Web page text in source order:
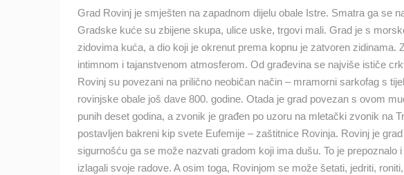
SUTIVAN, OTOK BRAČ PANORAMSKA
SUTIVAN RAKOVICA
KATEGORIJE KAMERA
TRANSPORT I PROMET SVJETSKA BAŠTINA
Grad Rovinj je smješten na zapadnom dijelu obale Istre. Smatra ga se
Gradske kuće su zbijene skupa, ulice uske, trgovi mali. Grad je s
zidovima kuća, a dio koji je okrenut prema kopnu je zatvoren zidinama.
intimnom i tajanstvenom atmosferom. Od građevina se najviše ističe
Rovinj su povezani na prilično neobičan način – mramorni sarkofag s
rovinjske obale još dave 800. godine. Otada je grad povezan s ovom
punih deset godina, a zvonik je građen po uzoru na mletački zvonik na
postavljen bakreni kip svete Eufemije – zaštitnice Rovinja. Rovinj je
sigurnošću ga se može nazvati gradom koji ima dušu. To je prepoznalo
izlagali svoje radove. A osim toga, Rovinjom se može šetati, jedriti,